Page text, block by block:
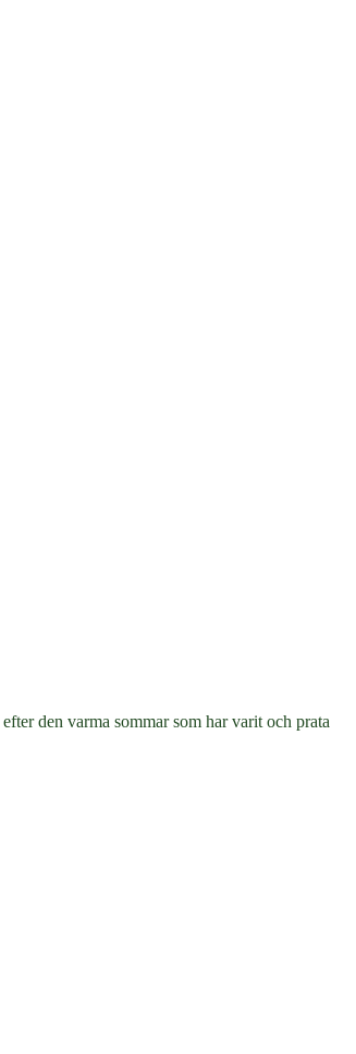
efter den varma sommar som har varit och prata